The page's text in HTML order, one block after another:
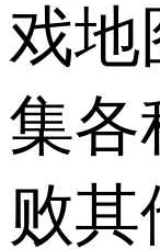
戏地
集各
败